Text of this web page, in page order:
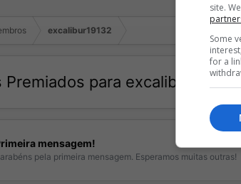
excalibur19132
Premiados para excalibur19132
mensagem!
pela primeira mensagem. Esperamos muitas outras!
site.
Some
for a